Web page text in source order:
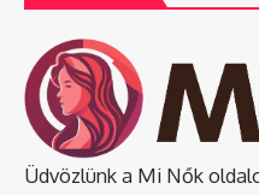
Üdvözlünk a Mi Nők